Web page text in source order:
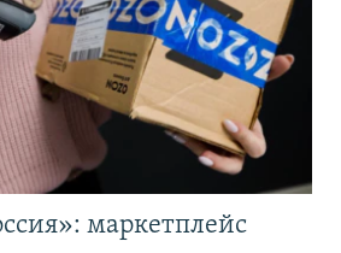
маркетплейс